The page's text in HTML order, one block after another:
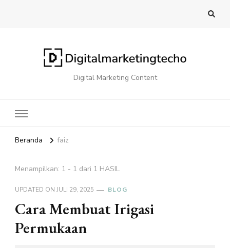
Digital Marketing Content
Beranda faiz
Menampilkan: 1 - 1 dari 1 HASIL
UPDATED ON JULI 29, 2025 BLOG
Cara Membuat Irigasi
Permukaan